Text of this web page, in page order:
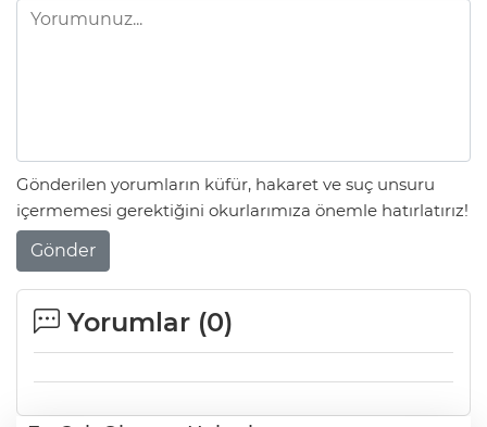
Gönderilen yorumların küfür, hakaret ve suç unsuru
içermemesi gerektiğini okurlarımıza önemle hatırlatırız!
Gönder
Yorumlar (0)